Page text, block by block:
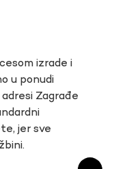
izrade i
u ponudi
Zagrađe
jer sve